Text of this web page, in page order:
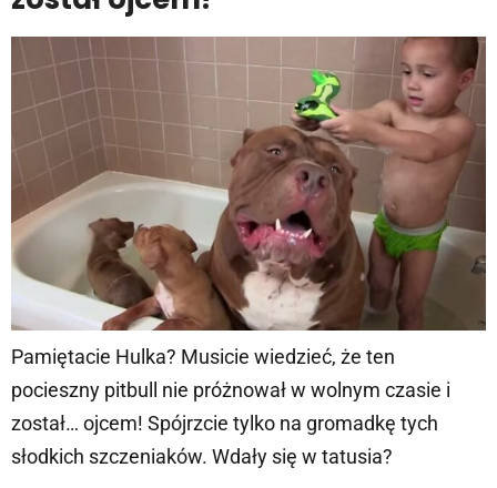
Pamiętacie Hulka? Musicie wiedzieć, że ten
pocieszny pitbull nie próżnował w wolnym czasie i
został… ojcem! Spójrzcie tylko na gromadkę tych
słodkich szczeniaków. Wdały się w tatusia?